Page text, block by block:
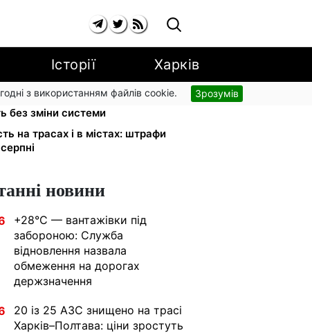
Історії Харків
з використанням файлів cookie. Зрозумів
Танасійчук — чому
без зміни системи
на трасах і в містах: штрафи
новини
+28°C — вантажівки під
забороною: Служба
відновлення назвала
обмеження на дорогах
держзначення
20 із 25 АЗС знищено на трасі
Харків–Полтава: ціни зростуть